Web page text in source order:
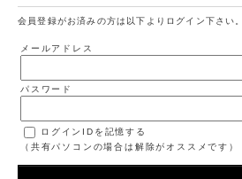
会員登録がお済みの方は以下よりログイン下さい。
メールアドレス
パスワード
ログインIDを記憶する
（共有パソコンの場合は解除がオススメです）